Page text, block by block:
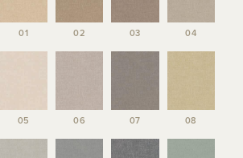
01 02 03 04
05 06 07 08